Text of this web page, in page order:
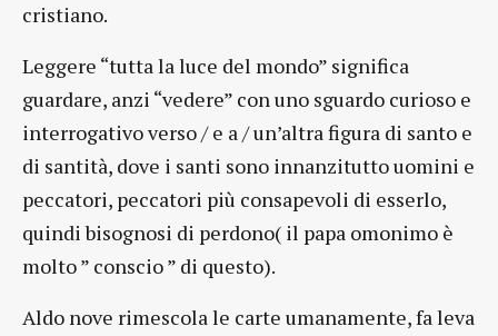
cristiano.
Leggere “tutta la luce del mondo” significa
guardare, anzi “vedere” con uno sguardo curioso e
interrogativo verso / e a / un’altra figura di santo e
di santità, dove i santi sono innanzitutto uomini e
peccatori, peccatori più consapevoli di esserlo,
quindi bisognosi di perdono( il papa omonimo è
molto ” conscio ” di questo).
Aldo nove rimescola le carte umanamente, fa leva